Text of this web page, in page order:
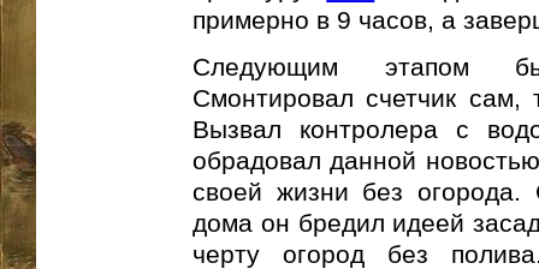
примерно в 9 часов, а
Следующим этапом
Смонтировал счетчик сам,
Вызвал контролера с
обрадовал данной
своей жизни без огорода.
дома он бредил идеей
черту огород без